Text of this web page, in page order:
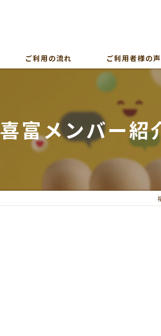
ご利用の流れ ご利用者様の声
喜富メンバー紹